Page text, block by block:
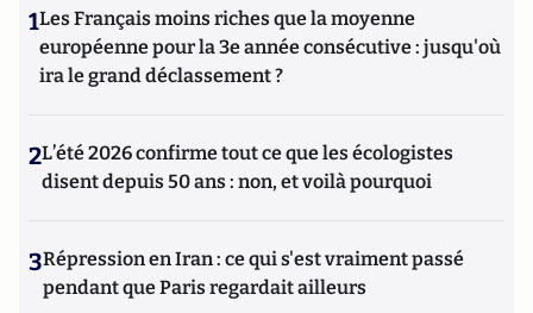
1Les Français moins riches que la moyenne
européenne pour la 3e année consécutive : jusqu'où
ira le grand déclassement ?
2L’été 2026 confirme tout ce que les écologistes
disent depuis 50 ans : non, et voilà pourquoi
3Répression en Iran : ce qui s'est vraiment passé
pendant que Paris regardait ailleurs